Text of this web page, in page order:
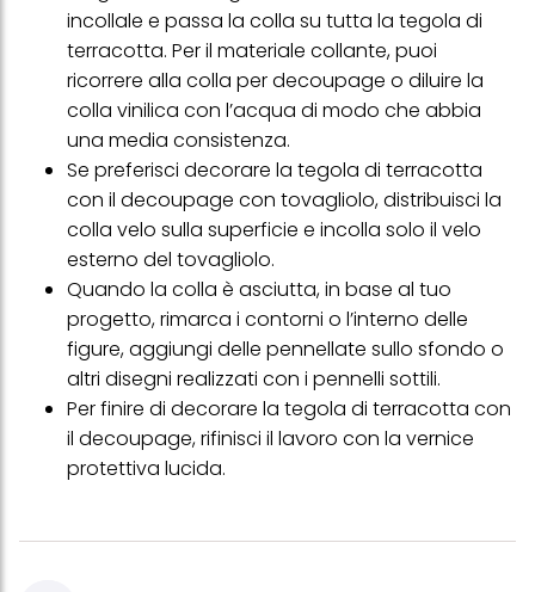
incollale e passa la colla su tutta la tegola di
terracotta. Per il materiale collante, puoi
ricorrere alla colla per decoupage o diluire la
colla vinilica con l’acqua di modo che abbia
una media consistenza.
Se preferisci decorare la tegola di terracotta
con il decoupage con tovagliolo, distribuisci la
colla velo sulla superficie e incolla solo il velo
esterno del tovagliolo.
Quando la colla è asciutta, in base al tuo
progetto, rimarca i contorni o l’interno delle
figure, aggiungi delle pennellate sullo sfondo o
altri disegni realizzati con i pennelli sottili.
Per finire di decorare la tegola di terracotta con
il decoupage, rifinisci il lavoro con la vernice
protettiva lucida.
profili per scopi di marketing personalizzato, in particolare per
visualizzare annunci pubblicitari che potrebbero interessarti
(basati, ad esempio, sui tuoi interessi identificati) su questo sito
web e altri media (di terzi) tramite i dispositivi assegnati a te o
alla tua famiglia, nonché per misurare e ottimizzare il successo
Puoi trovare maggiori informazioni sul trattamento dei tuoi dati
nella nostra Informativa sulla protezione dei dati collegata nel piè
di pagina (Sezione "Cookie, Pixel, Impronte digitali e tecnologie
simili"). Puoi revocare il tuo consenso in qualsiasi momento con
effetto per il futuro disabilitando i cookie sul nostro sito web nella
sezione "Impostazioni cookie" collegata nel piè di pagina. Per
ulteriori informazioni sui cookie utilizzati su questo sito Web, in
informazioni dettagliate su ciascun cookie disponibili facendo
clic su "modifica" di seguito".
Se fai clic su "Modifica" potrai trovare maggiori informazioni sul
trattamento dei tuoi dati / sull'uso dei cookie e consentirli per uno o
più degli scopi sopra menzionati. Cliccando su "Accetta tutto",
acconsenti all'uso dei cookie e al trattamento dei tuoi dati
personali per tutte le finalità sopra indicate. Se fai clic su "Rifiuta",